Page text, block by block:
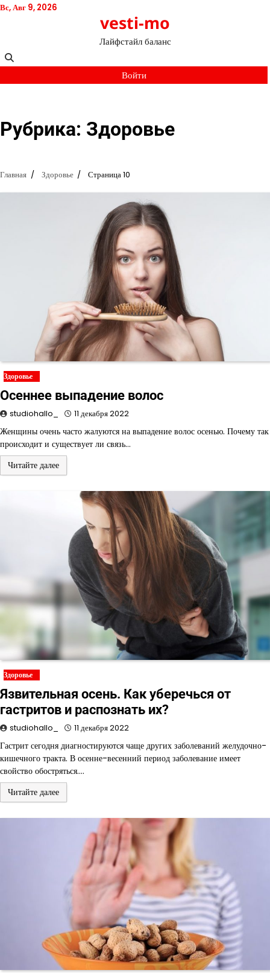
Перейти
Вс, Авг 9, 2026
vesti-mo
Лайфстайл баланс
Войти
Рубрика: Здоровье
Главная Здоровье Страница 10
Здоровье
Осеннее выпадение волос
studiohallo_ 11 декабря 2022
Женщины очень часто жалуются на выпадение волос осенью. Почему так
происходит и существует ли связь…
Читайте далее
Здоровье
Язвительная осень. Как уберечься от
гастритов и распознать их?
studiohallo_ 11 декабря 2022
Гастрит сегодня диагностируются чаще других заболеваний желудочно-
кишечного тракта. В осенне-весенний период заболевание имеет
свойство обостряться.…
Читайте далее